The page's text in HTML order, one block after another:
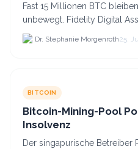
Fast 15 Millionen BTC
unbewegt. Fidelity Digital
Anlegerüberzeugung trotz
BTC-Preis.
Dr. Stephanie Morgenroth25.
BITCOIN
Bitcoin-Mining-Pool
Insolvenz
Der singapurische Betreiber